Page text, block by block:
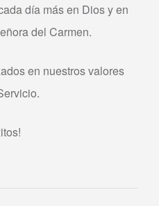
día más en Dios y en
del Carmen.
en nuestros valores